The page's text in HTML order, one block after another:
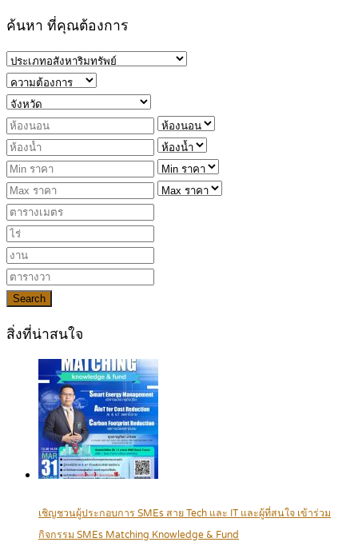
ค้นหา ที่คุณต้องการ
Search
สิ่งที่น่าสนใจ
เชิญชวนผู้ประกอบการ SMEs สาย Tech และ IT และผู้ที่สนใจ เข้าร่วม
กิจกรรม SMEs Matching Knowledge & Fund